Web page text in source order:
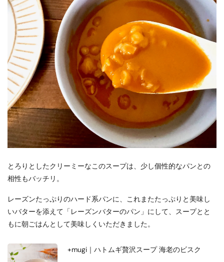
とろりとしたクリーミーなこのスープは、少し個性的なパンとの
相性もバッチリ。
レーズンたっぷりのハード系パンに、これまたたっぷりと美味し
いバターを添えて「レーズンバターのパン」にして、スープとと
もに朝ごはんとして美味しくいただきました。
+mugi｜ハトムギ贅沢スープ 海老のビスク